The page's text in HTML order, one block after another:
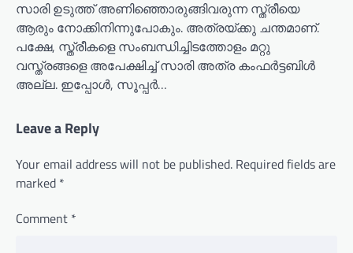
സാരി ഉടുത്ത് അണിഞ്ഞൊരുങ്ങിവരുന്ന സ്ത്രീയെ
ആരും നോക്കിനിന്നുപോകും. അത്രയ്ക്കു ചന്തമാണ്.
പക്ഷേ, സ്ത്രീകളെ സംബന്ധിച്ചിടത്തോളം മറ്റു
വസ്ത്രങ്ങളെ അപേക്ഷിച്ച് സാരി അത്ര കംഫര്‍ട്ടബിള്‍
അല്ല. ഇപ്പോള്‍, സൂപ്പര്‍…
Leave a Reply
Your email address will not be published. Required fields are
marked *
Comment *